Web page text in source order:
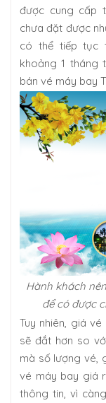
được cung cấp
chưa đặt được
có thể tiếp tục
khoảng 1 tháng
bán vé máy bay
Hành khách
để có được
Tuy nhiên, giá
sẽ đắt hơn so
mà số lượng vé,
vé máy bay giá
thông tin, vì